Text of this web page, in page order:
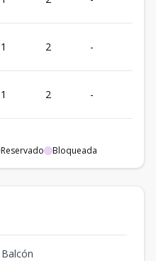
1 2 -
1 2 -
3
Reservado Bloqueada
Balcón